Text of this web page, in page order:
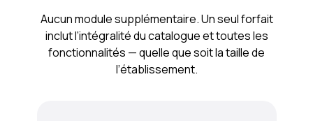
Aucun module supplémentaire. Un seul forfait
inclut l’intégralité du catalogue et toutes les
fonctionnalités — quelle que soit la taille de
l’établissement.